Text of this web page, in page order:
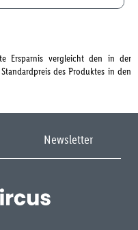
Ersparnis vergleicht den in der
des Produktes in den
Newsletter